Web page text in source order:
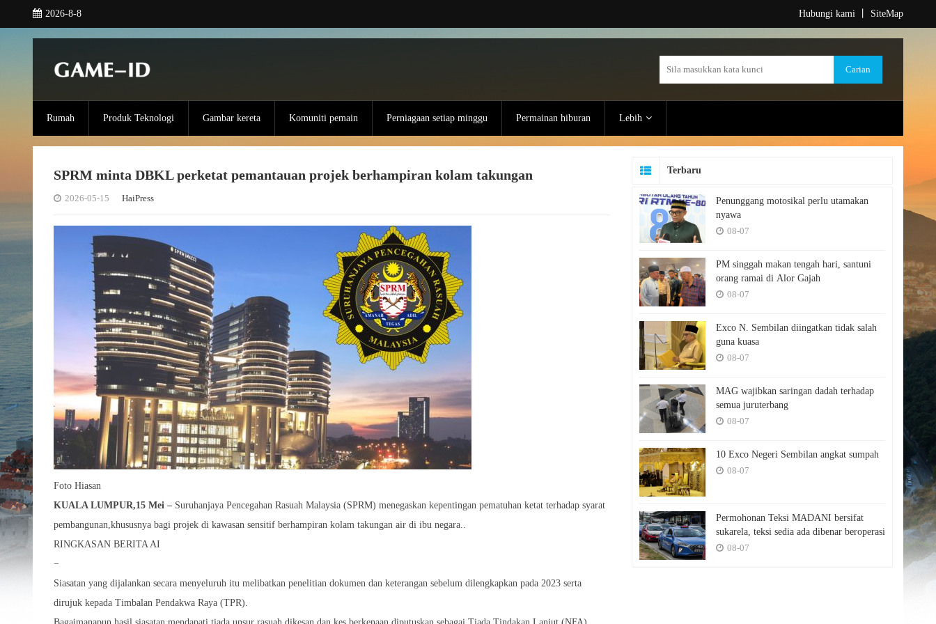
2026-8-8 Hubungi kami SiteMap
Rumah Produk Teknologi Gambar kereta Komuniti pemain Perniagaan setiap minggu Permainan hiburan Lebih
SPRM minta DBKL perketat pemantauan projek berhampiran kolam takungan
2026-05-15 HaiPress
Foto Hiasan
KUALA LUMPUR,15 Mei – Suruhanjaya Pencegahan Rasuah Malaysia (SPRM) menegaskan kepentingan pematuhan ketat terhadap syarat
pembangunan,khususnya bagi projek di kawasan sensitif berhampiran kolam takungan air di ibu negara..
RINGKASAN BERITA AI
−
Siasatan yang dijalankan secara menyeluruh itu melibatkan penelitian dokumen dan keterangan sebelum dilengkapkan pada 2023 serta
dirujuk kepada Timbalan Pendakwa Raya (TPR).
Terbaru
Penunggang motosikal perlu utamakan
nyawa
08-07
PM singgah makan tengah hari, santuni
orang ramai di Alor Gajah
08-07
Exco N. Sembilan diingatkan tidak salah
guna kuasa
08-07
MAG wajibkan saringan dadah terhadap
semua juruterbang
08-07
10 Exco Negeri Sembilan angkat sumpah
08-07
Permohonan Teksi MADANI bersifat
sukarela, teksi sedia ada dibenar beroperasi
08-07